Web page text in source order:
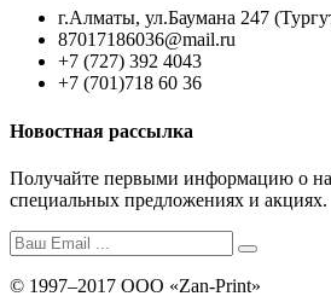
г.Алматы, ул.Баумана 247
87017186036@mail.ru
+7 (727) 392 4043
+7 (701)718 60 36
Новостная рассылка
Получайте первыми информацию о
специальных предложениях и акциях.
© 1997–2017 ООО «Zan-Print»